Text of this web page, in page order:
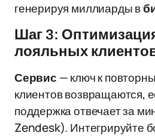
генерируя миллиарды в
Шаг 3:
лояльных
Сервис — ключ к
клиентов возвращаются,
поддержка отвечает за
Zendesk). Интегрируйте